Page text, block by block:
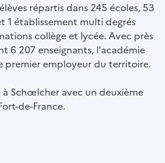
répartis dans 245 écoles, 53
1 établissement multi degrés
collège et lycée. Avec près
6 207 enseignants, l'académie
premier employeur du territoire.
Schœlcher avec un deuxième
de-France.